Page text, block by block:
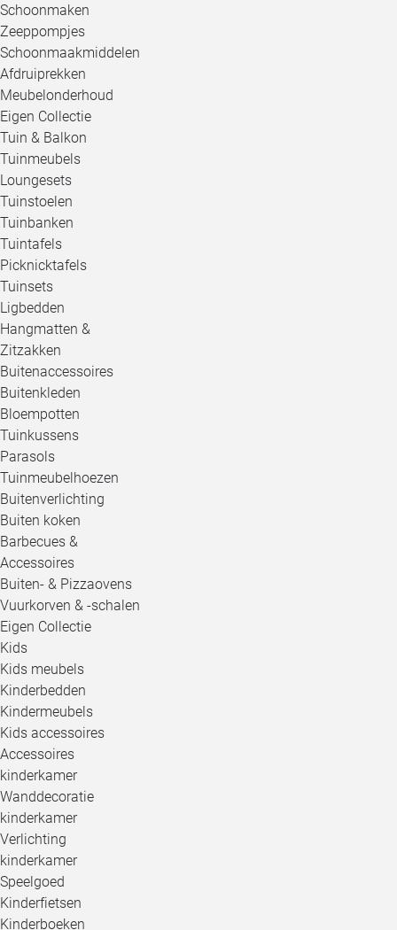
Schoonmaken
Zeeppompjes
Schoonmaakmiddelen
Afdruiprekken
Meubelonderhoud
Eigen Collectie
Tuin & Balkon
Tuinmeubels
Loungesets
Tuinstoelen
Tuinbanken
Tuintafels
Picknicktafels
Tuinsets
Ligbedden
Hangmatten &
Zitzakken
Buitenaccessoires
Buitenkleden
Bloempotten
Tuinkussens
Parasols
Tuinmeubelhoezen
Buitenverlichting
Buiten koken
Barbecues &
Accessoires
Buiten- & Pizzaovens
Vuurkorven & -schalen
Eigen Collectie
Kids
Kids meubels
Kinderbedden
Kindermeubels
Kids accessoires
Accessoires
kinderkamer
Wanddecoratie
kinderkamer
Verlichting
kinderkamer
Speelgoed
Kinderfietsen
Kinderboeken